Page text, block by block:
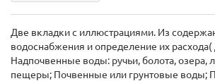
Две вкладки с иллюстрациями. Из
водоснабжения и определение их
Надпочвенные воды: ручьи, болота, озера,
пещеры; Почвенные или грунтовые воды;